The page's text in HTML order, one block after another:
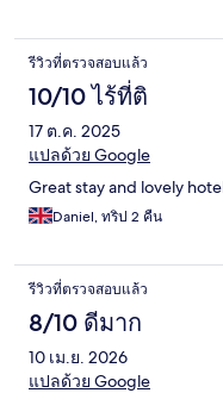
รีวิวที่ตรวจสอบแล้ว
10/10 ไร้ที่ติ
17 ต.ค. 2025
แปลด้วย Google
Great stay and lovely
Daniel, ทริป 2 คืน
รีวิวที่ตรวจสอบแล้ว
8/10 ดีมาก
10 เม.ย. 2026
แปลด้วย Google